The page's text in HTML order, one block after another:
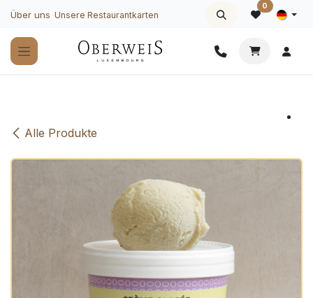
Zum Inhalt springen
Über uns Unsere Restaurantkarten
0
Alle Produkte